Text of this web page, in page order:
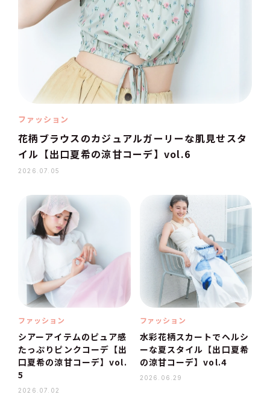
ファッション
花柄ブラウスのカジュアルガーリーな肌見せスタ
イル【出口夏希の涼甘コーデ】vol.6
2026.07.05
ファッション
シアーアイテムのピュア感
たっぷりピンクコーデ【出
口夏希の涼甘コーデ】vol.
5
2026.07.02
ファッション
水彩花柄スカートでヘルシ
ーな夏スタイル【出口夏希
の涼甘コーデ】vol.4
2026.06.29